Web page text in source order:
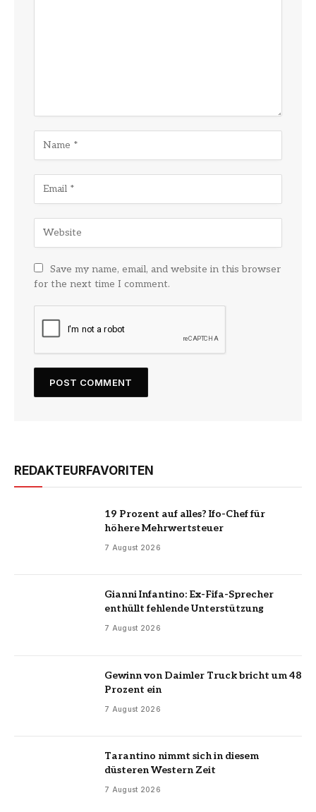
Save my name, email, and website in this browser
for the next time I comment.
REDAKTEURFAVORITEN
19 Prozent auf alles? Ifo-Chef für
höhere Mehrwertsteuer
7 August 2026
Gianni Infantino: Ex-Fifa-Sprecher
enthüllt fehlende Unterstützung
7 August 2026
Gewinn von Daimler Truck bricht um 48
Prozent ein
7 August 2026
Tarantino nimmt sich in diesem
düsteren Western Zeit
7 August 2026